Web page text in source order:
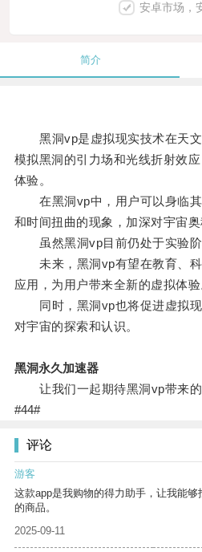
安卓市场，
简介
黑洞vp是虚拟现实技术在天文
模拟黑洞的引力场和光线折射效
体验。
在黑洞vp中，用户可以身临其
和时间扭曲的现象，加深对宇宙奥
虽然黑洞vp目前仍处于实验阶
未来，黑洞vp有望在教育、科
应用，为用户带来全新的虚拟体验
同时，黑洞vp也将促进虚拟现
对宇宙的探索和认识。
黑洞永久加速器
让我们一起期待黑洞vp带来的
#44#
评论
游客
这款app是我购物的得力助手，让我能
的商品。
2025-09-11